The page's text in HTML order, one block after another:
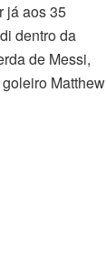
já aos 35
dentro da
de Messi,
Matthew